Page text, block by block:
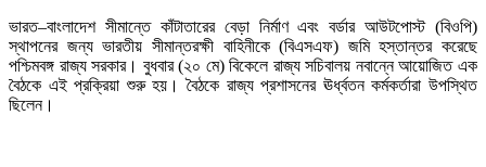
ভারত–বাংলাদেশ সীমান্তে কাঁটাতারের বেড়া নির্মাণ এবং বর্ডার আউটপোস্ট (বিওপি)
স্থাপনের জন্য ভারতীয় সীমান্তরক্ষী বাহিনীকে (বিএসএফ) জমি হস্তান্তর করেছে
পশ্চিমবঙ্গ রাজ্য সরকার। বুধবার (২০ মে) বিকেলে রাজ্য সচিবালয় নবান্নে আয়োজিত এক
বৈঠকে এই প্রক্রিয়া শুরু হয়। বৈঠকে রাজ্য প্রশাসনের ঊর্ধ্বতন কর্মকর্তারা উপস্থিত
ছিলেন।